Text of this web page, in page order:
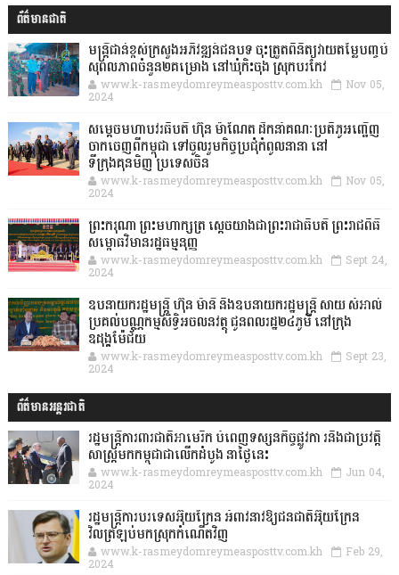
ព័ត៌មានជាតិ
មន្ត្រីជាន់ខ្ពស់ក្រសួងអភិវឌ្ឍន៍ជនបទ ចុះត្រួតពិនិត្យវាយតម្លៃបញ្ចប់
សុពលភាពចំនួន២គម្រោង នៅឃុំកិះចុង ស្រុកបរកែវ
www.k-rasmeydomreymeasposttv.com.kh Nov 05,
2024
សម្តេចមហាបវរធិបតី ហ៊ុន ម៉ាណែត ដឹកនាំគណៈប្រតិភូអញ្ជើញ
ចាកចេញពីកម្ពុជា ទៅចូលរួមកិច្ចប្រជុំកំពូលនានា នៅ
ទីក្រុងគុនមិញ ប្រទេសចិន
www.k-rasmeydomreymeasposttv.com.kh Nov 05,
2024
ព្រះករុណា ព្រះមហាក្សត្រ ស្តេចយាងជាព្រះរាជាធិបតី ព្រះរាជពិធី
សម្ពោធវិមានរដ្ឋធម្មនុញ្ញ
www.k-rasmeydomreymeasposttv.com.kh Sept 24,
2024
ឧបនាយករដ្ឋមន្ដ្រី ហ៊ុន ម៉ានី និងឧបនាយករដ្ឋមន្ដ្រី សាយ សំអាល់
ប្រគល់បណ្ណកម្មសិទ្ធិអចលនវត្ថុ ជូនពលរដ្ឋ២៤ភូមិ នៅក្រុង
ឧដុង្គម៉ែជ័យ
www.k-rasmeydomreymeasposttv.com.kh Sept 23,
2024
ព័ត៌មានអន្តរជាតិ
រដ្ឋមន្រ្តីការពារជាតិអាមេរិក បំពេញទស្សនកិច្ចផ្លូវកា រនិងជាប្រវត្តិ
សាស្រ្តមកកម្ពុជាជាលើកដំបូង នាថ្ងៃនេះ
www.k-rasmeydomreymeasposttv.com.kh Jun 04,
2024
រដ្ឋមន្ត្រីការបរទេសអ៊ុយក្រែន អំពាវនាវឱ្យជនជាតិអ៊ុយក្រែន
វិលត្រឡប់មកស្រុកកំណើតវិញ
www.k-rasmeydomreymeasposttv.com.kh Feb 29,
2024